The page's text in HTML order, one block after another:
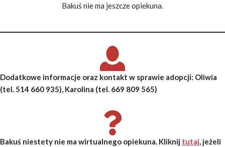
Bakuś nie ma jeszcze opiekuna.
Dodatkowe informacje oraz kontakt w sprawie adopcji: Oliwia
(tel. 514 660 935), Karolina (tel. 669 809 565)
Bakuś niestety nie ma wirtualnego opiekuna. Kliknij tutaj, jeżeli